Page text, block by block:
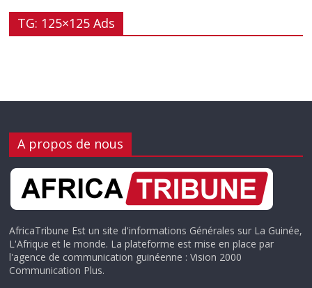
TG: 125×125 Ads
A propos de nous
AfricaTribune Est un site d'informations Générales sur La Guinée,
L'Afrique et le monde. La plateforme est mise en place par
l'agence de communication guinéenne : Vision 2000
Communication Plus.